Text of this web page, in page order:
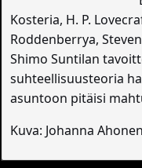
Kosteria, H. P.
Roddenberrya,
Shimo Suntilan
suhteellisuusteoria
asuntoon pitäisi
Kuva: Johanna